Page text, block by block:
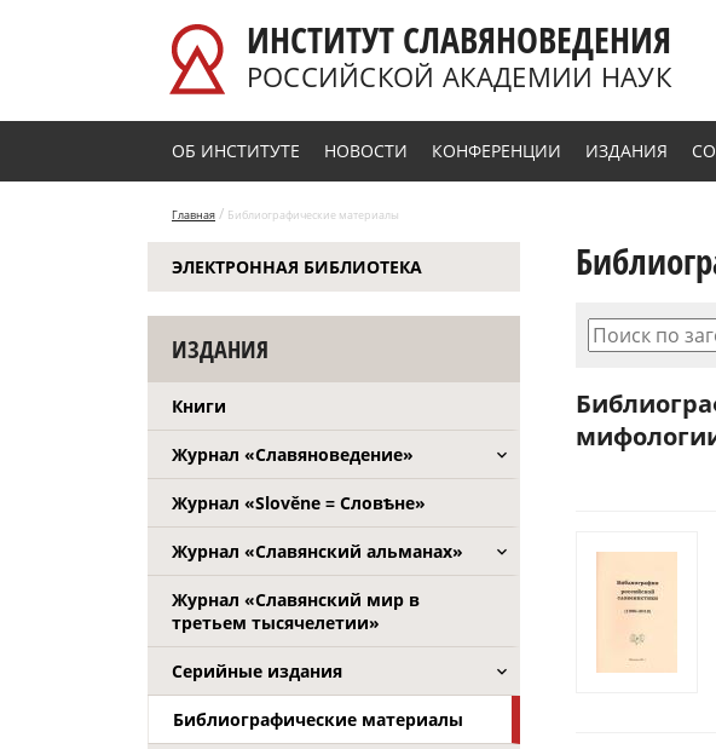
ИНСТИТУТ СЛАВЯНОВЕДЕНИЯ
РОССИЙСКОЙ АКАДЕМИИ НАУК
ОБ ИНСТИТУТЕ НОВОСТИ КОНФЕРЕНЦИИ ИЗДАНИЯ
Главная / Библиографические материалы
ЭЛЕКТРОННАЯ БИБЛИОТЕКА
ИЗДАНИЯ
Книги
Журнал «Славяноведение»
Журнал «Slověne = Словѣне»
Журнал «Славянский альманах»
Журнал «Славянский мир в
третьем тысячелетии»
Серийные издания
Библиографические материалы
Поиск по